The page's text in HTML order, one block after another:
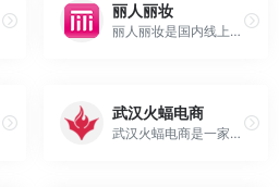
丽人丽妆
丽人丽妆是国内线上化妆品零售服务商，获得Sisley、HERA、蜜丝佛陀、兰芝、雪花秀、兰蔻、碧欧泉、施华蔻、植村秀、希思黎等50多个知名品牌的授权
武汉火蝠电商
武汉火蝠电商是一家专注于电子商务外包服务的品牌服务商公司，主要从事：店铺代运营、淘宝代运营、天猫代运营、网店代运营、杭州代运营、网店托管、拼多多代运营、直通车推广、电商代运营、淘宝美工外包、新媒体运营等，咨询电话18995638514。